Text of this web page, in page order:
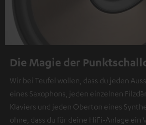
Die Magie der
Wir bei Teufel wollen, dass du jeden
eines Saxophons, jeden einzelnen
Klaviers und jeden Oberton eines
ohne, dass du für deine HiFi-Anlage ein